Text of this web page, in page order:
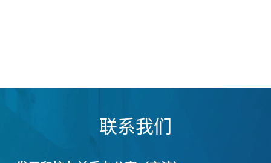
联系我们